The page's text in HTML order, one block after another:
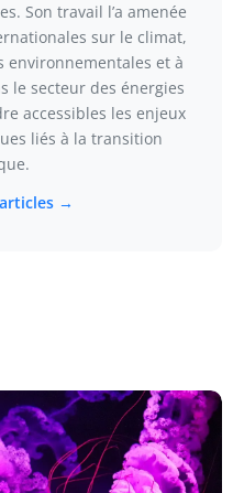
Son travail l’a amenée
sur le climat,
et à
le secteur des énergies
accessibles les enjeux
liés à la transition
→